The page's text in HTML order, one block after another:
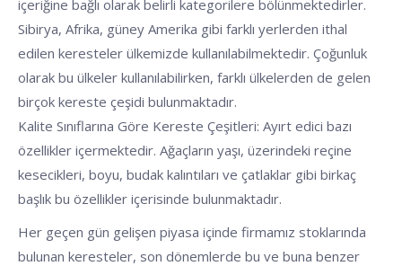
içeriğine bağlı olarak belirli kategorilere bölünmektedirler.
Sibirya, Afrika, güney Amerika gibi farklı yerlerden ithal
edilen keresteler ülkemizde kullanılabilmektedir. Çoğunluk
olarak bu ülkeler kullanılabilirken, farklı ülkelerden de gelen
birçok kereste çeşidi bulunmaktadır.
Kalite Sınıflarına Göre Kereste Çeşitleri: Ayırt edici bazı
özellikler içermektedir. Ağaçların yaşı, üzerindeki reçine
kesecikleri, boyu, budak kalıntıları ve çatlaklar gibi birkaç
başlık bu özellikler içerisinde bulunmaktadır.
Her geçen gün gelişen piyasa içinde firmamız stoklarında
bulunan keresteler, son dönemlerde bu ve buna benzer